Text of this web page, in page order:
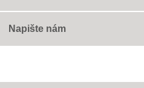
Napište nám